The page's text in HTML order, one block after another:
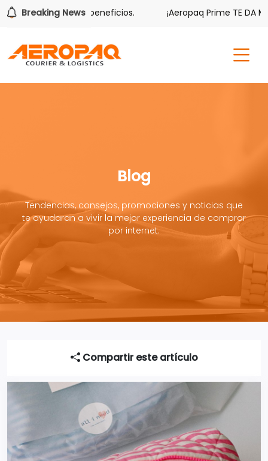
Breaking News
tiene sus beneficios. ¡Aeropaq Prime TE DA MÁS!
Blog
Tendencias, consejos, promociones y noticias que
te ayudaran a vivir la mejor experiencia de comprar
por internet.
Compartir este artículo